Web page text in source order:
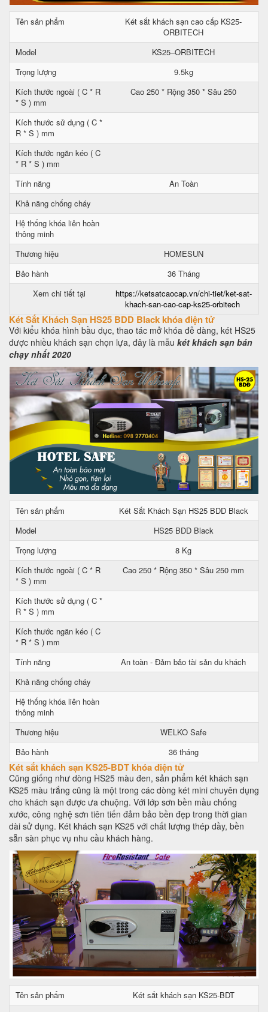
Tên sản phẩm
Két sắt khách sạn cao cấp KS25-
ORBITECH
Model
KS25–ORBITECH
Trọng lượng
9.5kg
Kích thước ngoài ( C * R
* S ) mm
Cao 250 * Rộng 350 * Sâu 250
Kích thước sử dụng ( C *
R * S ) mm
Kích thước ngăn kéo ( C
* R * S ) mm
Tính năng
An Toàn
Khả năng chống cháy
Hệ thống khóa liên hoàn
thông minh
Thương hiệu
HOMESUN
Bảo hành
36 Tháng
Xem chi tiết tại
https://ketsatcaocap.vn/chi-tiet/ket-sat-
khach-san-cao-cap-ks25-orbitech
Két Sắt Khách Sạn HS25 BDD Black khóa điện tử
Với kiểu khóa hình bầu dục, thao tác mở khóa đễ dàng, két HS25
được nhiều khách sạn chọn lựa, đây là mẫu két khách sạn bán
chạy nhất 2020
Tên sản phẩm
Két Sắt Khách Sạn HS25 BDD Black
Model
HS25 BDD Black
Trọng lượng
8 Kg
Kích thước ngoài ( C * R
* S ) mm
Cao 250 * Rộng 350 * Sâu 250 mm
Kích thước sử dụng ( C *
R * S ) mm
Kích thước ngăn kéo ( C
* R * S ) mm
Tính năng
An toàn - Đảm bảo tài sản du khách
Khả năng chống cháy
Hệ thống khóa liên hoàn
thông minh
Thương hiệu
WELKO Safe
Bảo hành
36 tháng
Két sắt khách sạn KS25-BDT khóa điện tử
Cũng giống như dòng HS25 màu đen, sản phẩm két khách sạn
KS25 màu trắng cũng là một trong các dòng két mini chuyên dụng
cho khách sạn được ưa chuộng. Với lớp sơn bền mầu chống
xước, công nghệ sơn tiên tiến đảm bảo bền đẹp trong thời gian
dài sử dụng. Két khách sạn KS25 với chất lượng thép dầy, bền
sẵn sàn phục vụ nhu cầu khách hàng.
Tên sản phẩm
Két sắt khách sạn KS25-BDT